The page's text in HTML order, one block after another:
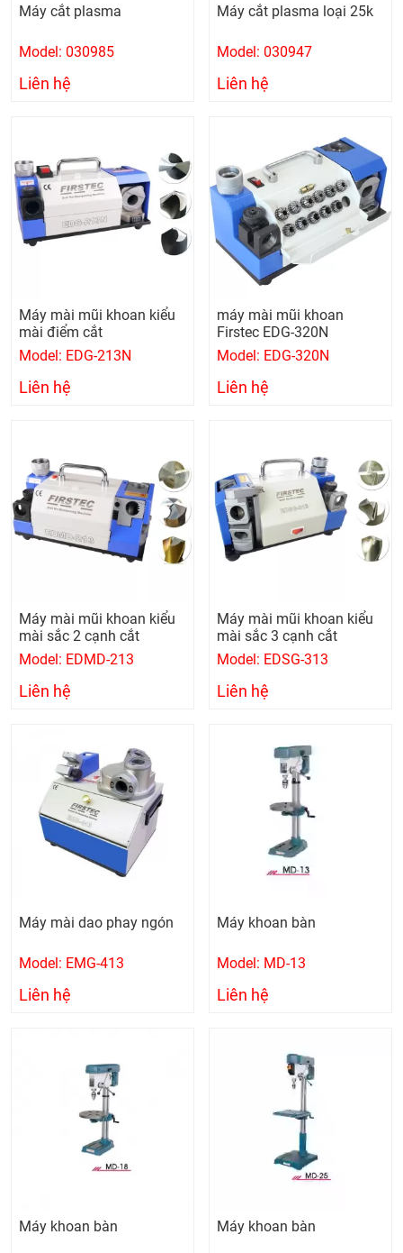
Máy cắt plasma
Model: 030985
Liên hệ
Máy cắt plasma loại 25k
Model: 030947
Liên hệ
Máy mài mũi khoan kiểu
mài điểm cắt
Model: EDG-213N
Liên hệ
máy mài mũi khoan
Firstec EDG-320N
Model: EDG-320N
Liên hệ
Máy mài mũi khoan kiểu
mài sắc 2 cạnh cắt
Model: EDMD-213
Liên hệ
Máy mài mũi khoan kiểu
mài sắc 3 cạnh cắt
Model: EDSG-313
Liên hệ
Máy mài dao phay ngón
Model: EMG-413
Liên hệ
Máy khoan bàn
Model: MD-13
Liên hệ
Máy khoan bàn Máy khoan bàn